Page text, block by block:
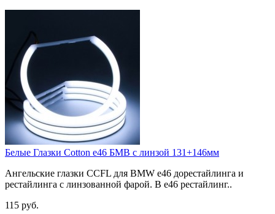
Белые Глазки Cotton e46 БМВ c линзой 131+146мм
Ангельские глазки CCFL для BMW e46 дорестайлинга и
рестайлинга с линзованной фарой. В e46 рестайлинг..
115 руб.